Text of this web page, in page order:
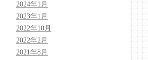
2024年1月
2023年1月
2022年10月
2022年2月
2021年8月